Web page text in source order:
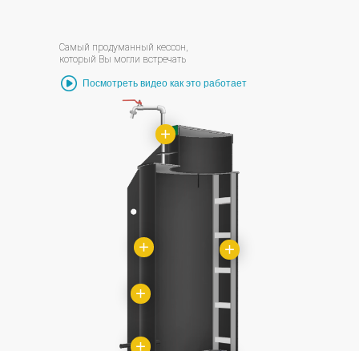
Самый продуманный кессон,
который Вы могли встречать
Посмотреть видео как это работает